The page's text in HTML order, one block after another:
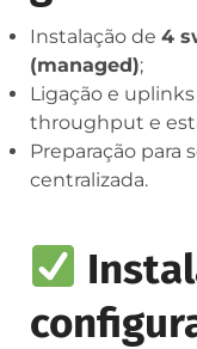
Instalação de 4
(managed);
Ligação e
throughput e
Preparação para
centralizada.